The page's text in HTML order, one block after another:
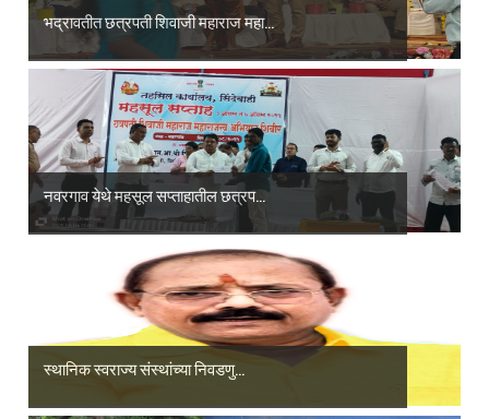
भद्रावतीत छत्रपती शिवाजी महाराज महा...
नवरगाव येथे महसूल सप्ताहातील छत्रप...
स्थानिक स्वराज्य संस्थांच्या निवडणु...